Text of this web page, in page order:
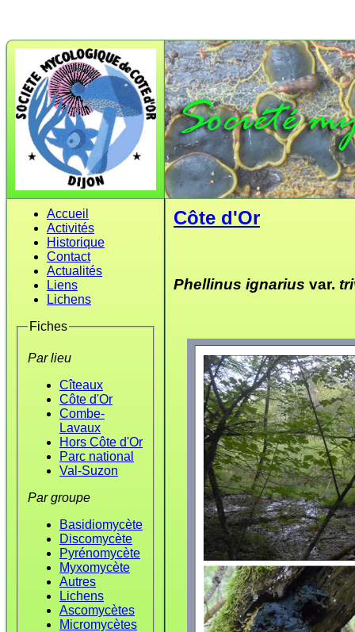
Accueil
Activités
Historique
Contact
Actualités
Liens
Lichens
Fiches
Par lieu
Cîteaux
Côte d'Or
Combe-
Lavaux
Hors Côte d'Or
Parc national
Val-Suzon
Par groupe
Basidiomycète
Discomycète
Pyrénomycète
Myxomycète
Autres
Lichens
Ascomycètes
Micromycètes
Côte d'Or
Phellinus ignarius var.